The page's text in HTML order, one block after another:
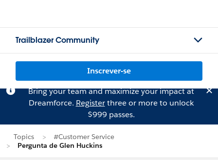
Trailblazer Community
Inscrever-se
Bring your team and maximize your impact at
Dreamforce. Registerthree or more to unlock
$999 passes.
Topics
#Customer Service
Pergunta de Glen Huckins